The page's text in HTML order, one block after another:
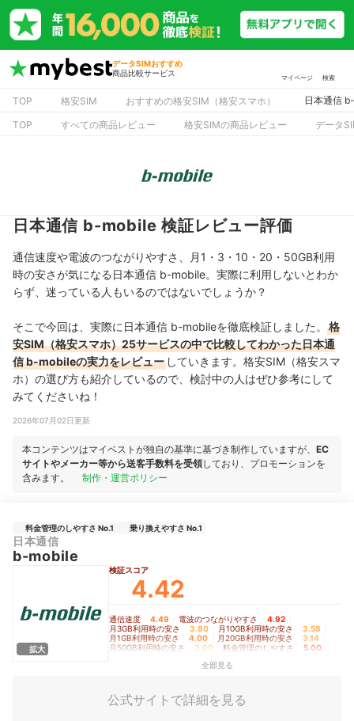
データSIMおすすめ
商品比較サービス
マイページ 検索
TOP 格安SIM おすすめの格安SIM（格安スマホ） 日本通信
TOP すべての商品レビュー 格安SIMの商品レビュー データ
日本通信 b-mobile 検証レビュー評価
通信速度や電波のつながりやすさ、月1・3・10・20・50GB利用
時の安さが気になる日本通信 b-mobile。実際に利用しないとわか
らず、迷っている人もいるのではないでしょうか？
そこで今回は、実際に日本通信 b-mobileを徹底検証しました。
格
安SIM（格安スマホ）25サービスの中で比較してわかった日本通
信 b-mobileの実力をレビュー していきます。格安SIM（格安スマ
ホ）の選び方も紹介しているので、検討中の人はぜひ参考にして
みてくださいね！
2026年07月02日更新
本コンテンツはマイベストが独自の基準に基づき制作していますが、 EC
サイトやメーカー等から送客手数料を受領しており、プロモーションを
含みます。
制作・運営ポリシー
料金管理のしやすさ No.1 乗り換えやすさ No.1
日本通信
b-mobile
拡大
検証スコア
4.42
通信速度 4.49 電波のつながりやすさ 4.92
月3GB利用時の安さ 3.80 月10GB利用時の安さ 3.58
月1GB利用時の安さ 4.00 月20GB利用時の安さ 3.14
月50GB利用時の安さ 3.00 料金管理のしやすさ 5.00
全部見る
公式サイトで詳細を見る